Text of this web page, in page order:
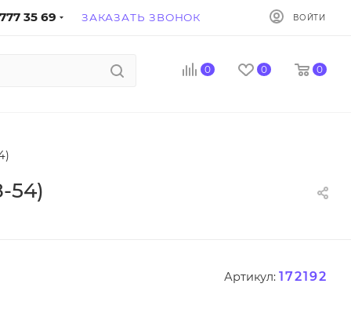
35 69 ЗАКАЗАТЬ ЗВОНОК ВОЙТИ
0 0 0
54)
Артикул: 172192